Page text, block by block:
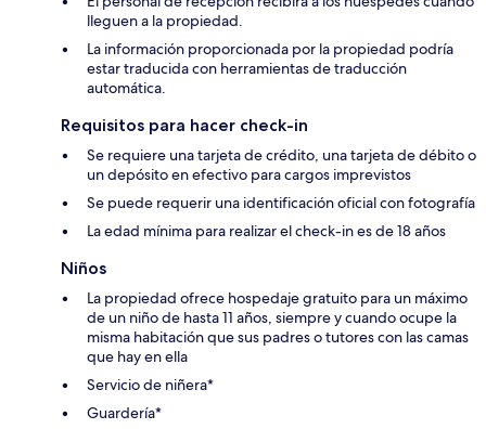
lleguen a la propiedad.
La información proporcionada por la propiedad podría
estar traducida con herramientas de traducción
automática.
Requisitos para hacer check-in
Se requiere una tarjeta de crédito, una tarjeta de débito o
un depósito en efectivo para cargos imprevistos
Se puede requerir una identificación oficial con fotografía
La edad mínima para realizar el check-in es de 18 años
Niños
La propiedad ofrece hospedaje gratuito para un máximo
de un niño de hasta 11 años, siempre y cuando ocupe la
misma habitación que sus padres o tutores con las camas
que hay en ella
Servicio de niñera*
Guardería*